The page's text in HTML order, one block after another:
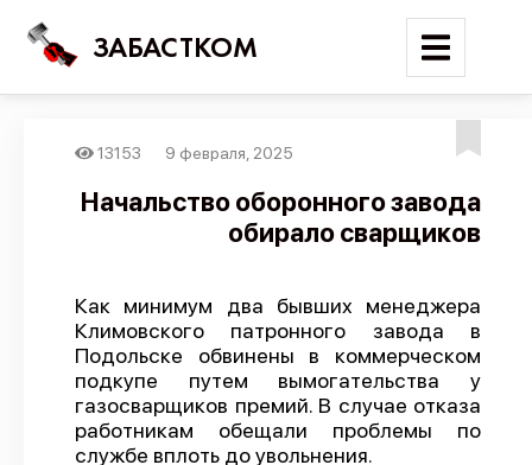
ЗАБАСТКОМ
Поиск
Карта событий
Трудовые конфликты
Отчеты
Предложить публикацию
13153 9 февраля, 2025
Начальство оборонного завода
обирало сварщиков
Как минимум два бывших менеджера
Климовского патронного завода в
Подольске обвинены в коммерческом
подкупе путем вымогательства у
газосварщиков премий. В случае отказа
работникам обещали проблемы по
службе вплоть до увольнения.